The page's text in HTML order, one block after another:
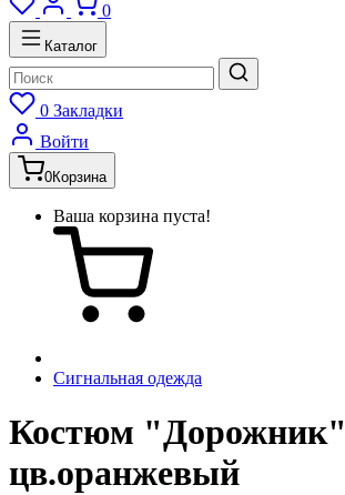
0
Каталог
0 Закладки
Войти
0Корзина
Ваша корзина пуста!
Сигнальная одежда
Костюм "Дорожник"
цв.оранжевый